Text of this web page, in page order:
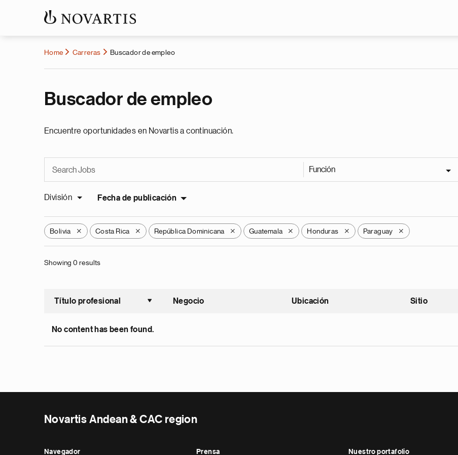
Home Carreras Buscador de empleo
Buscador de empleo
Encuentre oportunidades en Novartis a continuación.
Función
División Fecha de publicación
Bolivia X Costa Rica X República Dominicana X Guatemala X Honduras X Paraguay X
Showing 0 results
Título profesional
Ordenar ascendente
Negocio Ubicación Sitio
No content has been found.
Novartis Andean & CAC region
Navegador Prensa Nuestro portafolio